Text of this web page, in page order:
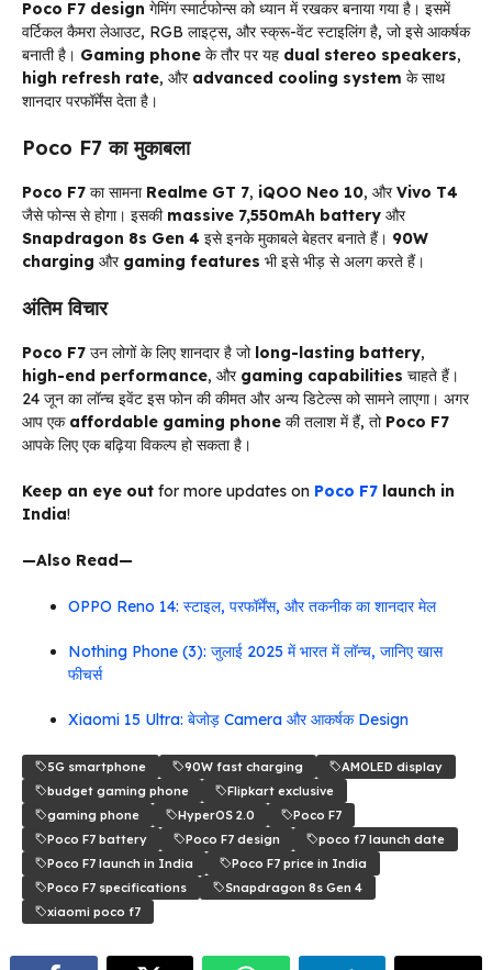
Poco F7 design गेमिंग स्मार्टफोन्स को ध्यान में रखकर बनाया गया है। इसमें
वर्टिकल कैमरा लेआउट, RGB लाइट्स, और स्क्रू-वेंट स्टाइलिंग है, जो इसे आकर्षक
बनाती है। Gaming phone के तौर पर यह dual stereo speakers,
high refresh rate, और advanced cooling system के साथ
शानदार परफॉर्मेंस देता है।
Poco F7 का मुकाबला
Poco F7 का सामना Realme GT 7, iQOO Neo 10, औरVivo T4
जैसे फोन्स से होगा। इसकी massive 7,550mAh battery और
Snapdragon 8s Gen 4 इसे इनके मुकाबले बेहतर बनाते हैं। 90W
charging और gaming features भी इसे भीड़ से अलग करते हैं।
अंतिम विचार
Poco F7 उन लोगों के लिए शानदार है जो long-lasting battery,
high-end performance, और gaming capabilities चाहते हैं।
24 जून का लॉन्च इवेंट इस फोन की कीमत और अन्य डिटेल्स को सामने लाएगा। अगर
आप एक affordable gaming phone की तलाश में हैं, तो Poco F7
आपके लिए एक बढ़िया विकल्प हो सकता है।
Keep an eye out for more updates on Poco F7 launch in
India!
—Also Read—
OPPO Reno 14: स्टाइल, परफॉर्मेंस, और तकनीक का शानदार मेल
Nothing Phone (3): जुलाई 2025 में भारत में लॉन्च, जानिए खास
फीचर्स
Xiaomi 15 Ultra: बेजोड़ Camera और आकर्षक Design
5G smartphone 90W fast charging
AMOLED display
budget gaming phone
Flipkart exclusive
gaming phone
HyperOS 2.0
Poco F7
Poco F7 battery
Poco F7 design
poco f7 launch date
Poco F7 launch in India
Poco F7 price in India
Poco F7 specifications
Snapdragon 8s Gen 4
xiaomi poco f7